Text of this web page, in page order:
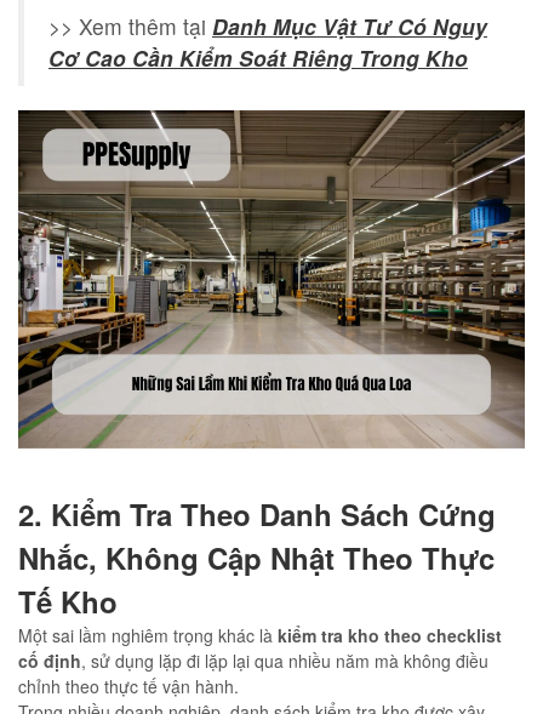
>> Xem thêm tại Danh Mục Vật Tư Có Nguy
Cơ Cao Cần Kiểm Soát Riêng Trong Kho
2. Kiểm Tra Theo Danh Sách Cứng
Nhắc, Không Cập Nhật Theo Thực
Tế Kho
Một sai lầm nghiêm trọng khác là kiểm tra kho theo checklist
cố định, sử dụng lặp đi lặp lại qua nhiều năm mà không điều
chỉnh theo thực tế vận hành.